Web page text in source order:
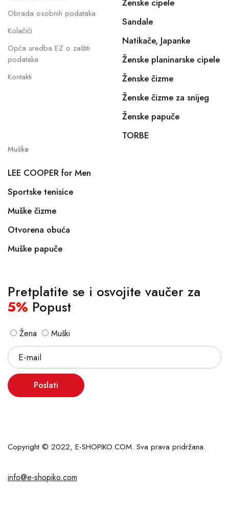
Obrada osobnih podataka
Kolačići
Opća uredba EZ o zaštiti
podataka
Kontakti
Ženske cipele
Sandale
Natikače, Japanke
Ženske planinarske cipele
Ženske čizme
Ženske čizme za snijeg
Ženske papuče
TORBE
Muške
LEE COOPER for Men
Sportske tenisice
Muške čizme
Otvorena obuća
Muške papuče
Pretplatite se i osvojite vaučer za
5% Popust
Žena Muški
Poslati
Copyright © 2022, E-SHOPIKO.COM. Sva prava pridržana.
info@e-shopiko.com